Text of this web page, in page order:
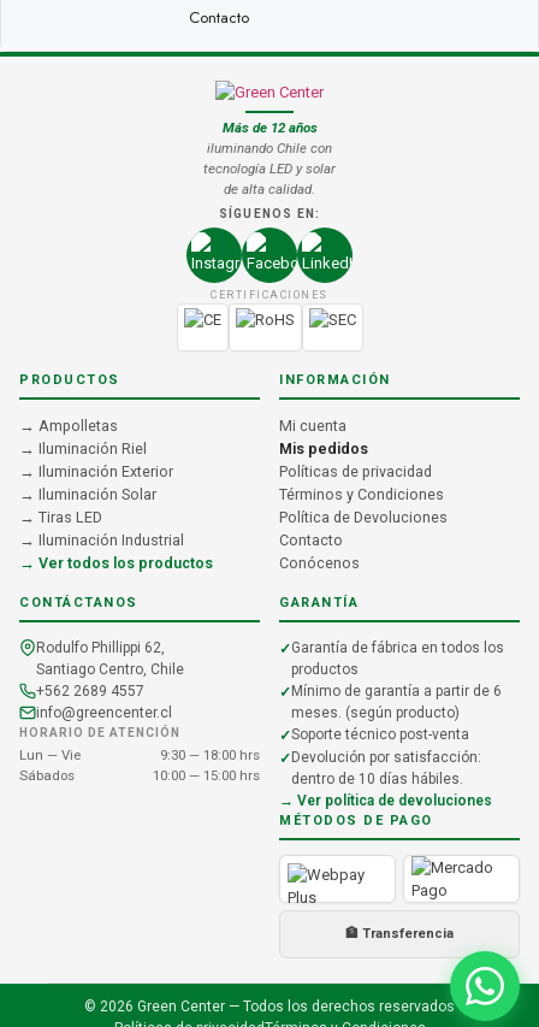
Contacto
Más de 12 años
iluminando Chile con
tecnología LED y solar
de alta calidad.
SÍGUENOS EN:
CERTIFICACIONES
PRODUCTOS
→ Ampolletas
→ Iluminación Riel
→ Iluminación Exterior
→ Iluminación Solar
→ Tiras LED
→ Iluminación Industrial
→ Ver todos los productos
INFORMACIÓN
Mi cuenta
Mis pedidos
Políticas de privacidad
Términos y Condiciones
Política de Devoluciones
Contacto
Conócenos
CONTÁCTANOS
Rodulfo Phillippi 62,
Santiago Centro, Chile
+562 2689 4557
info@greencenter.cl
HORARIO DE ATENCIÓN
Lun — Vie
9:30 — 18:00 hrs
Sábados
10:00 — 15:00 hrs
GARANTÍA
Garantía de fábrica en todos los
productos
Mínimo de garantía a partir de 6
meses. (según producto)
Soporte técnico post-venta
Devolución por satisfacción:
dentro de 10 días hábiles.
→ Ver política de devoluciones
MÉTODOS DE PAGO
🏦 Transferencia
© 2026 Green Center — Todos los derechos reservados